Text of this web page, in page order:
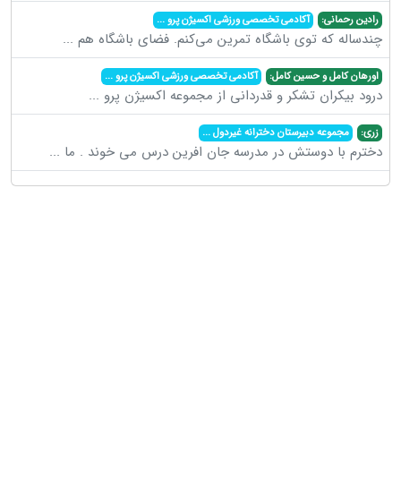
رادین رحمانی: آکادمی تخصصی ورزشی اکسیژن پرو...
چندساله که توی باشگاه تمرین می‌کنم. فضای باشگاه هم ...
اورهان کامل و حسین کامل: آکادمی تخصصی ورزشی اکسیژن پرو...
درود بیکران تشکر و قدردانی از مجموعه اکسیژن پرو ...
زری: مجموعه دبیرستان دخترانه غیردول...
دخترم با دوستش در مدرسه جان افرین درس می خوند . ما ...